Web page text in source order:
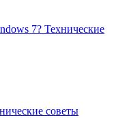
7? Технические
советы